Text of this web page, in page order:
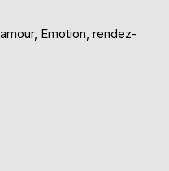
Emotion, rendez-